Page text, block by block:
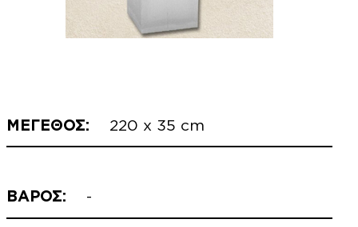
ΜΕΓΕΘΟΣ: 220 x 35 cm
ΒΑΡΟΣ: -